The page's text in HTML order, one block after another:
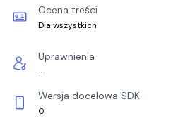
Ocena treści
Dla wszystkich
Uprawnienia
-
Wersja docelowa SDK
0